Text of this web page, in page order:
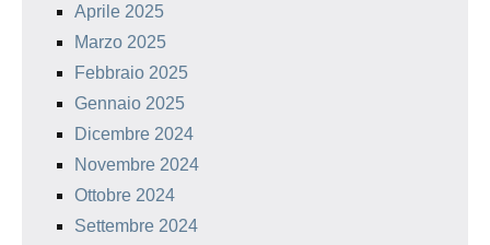
Aprile 2025
Marzo 2025
Febbraio 2025
Gennaio 2025
Dicembre 2024
Novembre 2024
Ottobre 2024
Settembre 2024